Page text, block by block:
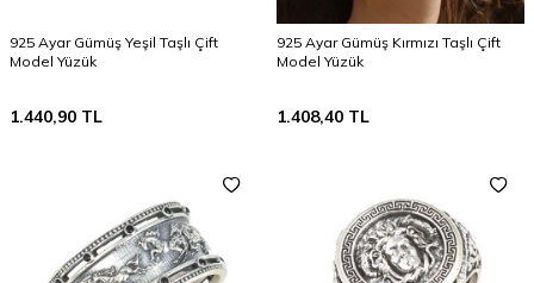
925 Ayar Gümüş Yeşil Taşlı Çift
Model Yüzük
1.440,90 TL
925 Ayar Gümüş Kırmızı Taşlı Çift
Model Yüzük
1.408,40 TL